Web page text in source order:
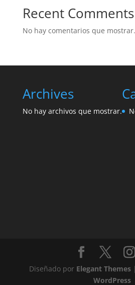
Recent Comments
No hay comentarios que mostrar.
Archives
No hay archivos que mostrar.
Diseñado por Elegant Themes|
WordPress